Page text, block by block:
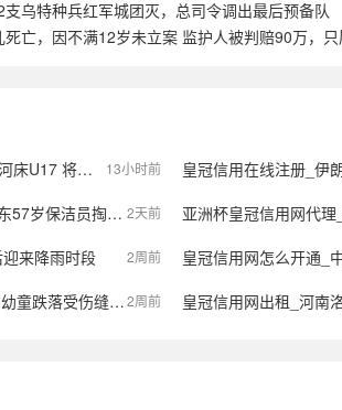
乌特种兵红军城团灭，总司令调出最后预备队
亡，因不满12岁未立案 监护人被判赔90万，
13小时前
再战阿森纳 皇冠信用在线注册_伊朗为何还不
2天前
像人贩子一样围着我；机构拒绝回应 亚洲杯皇冠信用网代理_中英再
2周前
来降雨时段 皇冠信用网怎么开通_中
2周前
索赔120万，机场回应 皇冠信用网出租_河南